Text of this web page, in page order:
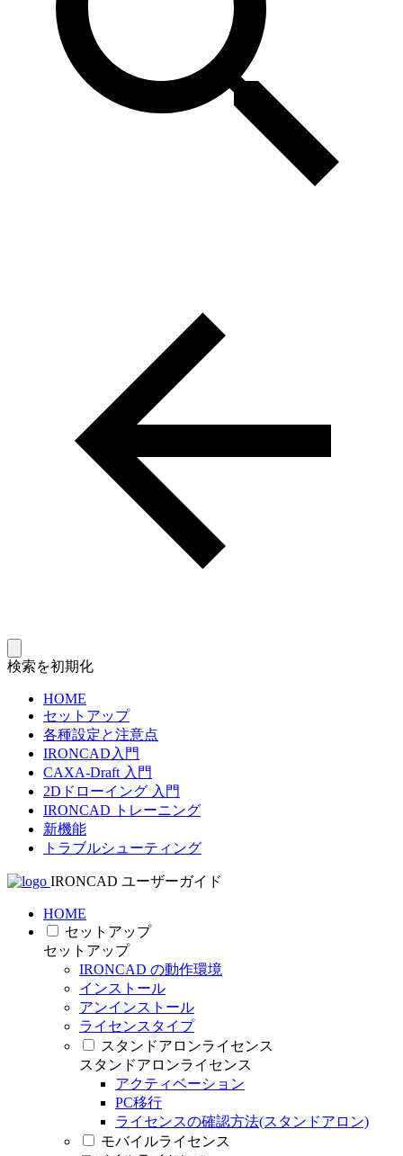
検索を初期化
HOME
セットアップ
各種設定と注意点
IRONCAD入門
CAXA-Draft 入門
2Dドローイング 入門
IRONCAD トレーニング
新機能
トラブルシューティング
IRONCAD ユーザーガイド
HOME
セットアップ
セットアップ
IRONCAD の動作環境
インストール
アンインストール
ライセンスタイプ
スタンドアロンライセンス
スタンドアロンライセンス
アクティベーション
PC移行
ライセンスの確認方法(スタンドアロン)
モバイルライセンス